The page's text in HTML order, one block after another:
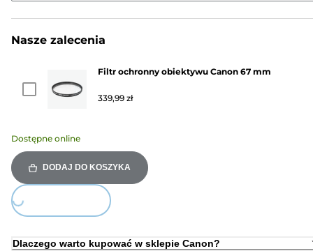
Nasze zalecenia
Filtr ochronny obiektywu Canon 67 mm
339,99 zł
Dostępne online
DODAJ DO KOSZYKA
Loading...
Dlaczego warto kupować w sklepie Canon?